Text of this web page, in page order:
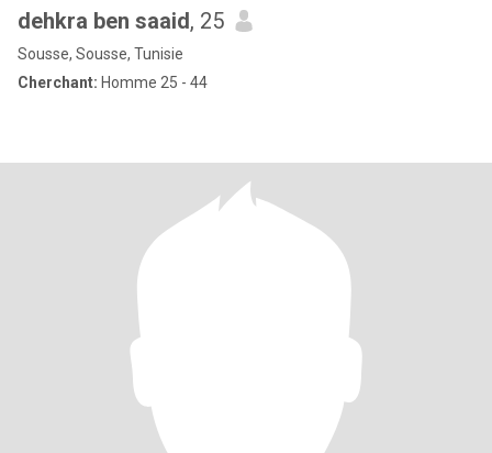
dehkra ben saaid, 25
Sousse, Sousse, Tunisie
Cherchant: Homme 25 - 44